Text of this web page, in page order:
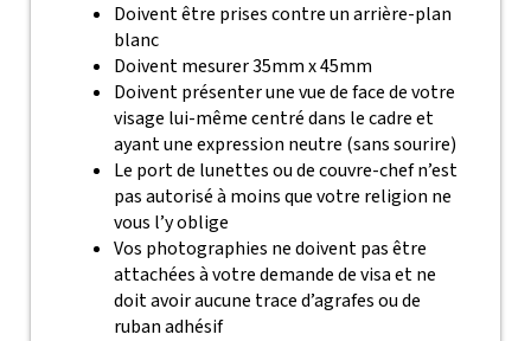
Doivent être prises contre un arrière-plan
blanc
Doivent mesurer 35mm x 45mm
Doivent présenter une vue de face de votre
visage lui-même centré dans le cadre et
ayant une expression neutre (sans sourire)
Le port de lunettes ou de couvre-chef n’est
pas autorisé à moins que votre religion ne
vous l’y oblige
Vos photographies ne doivent pas être
attachées à votre demande de visa et ne
doit avoir aucune trace d’agrafes ou de
ruban adhésif